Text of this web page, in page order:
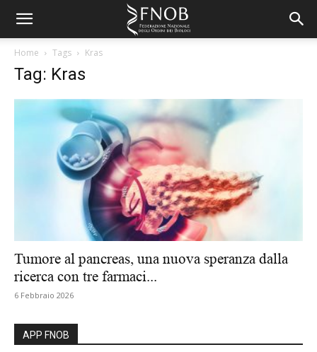
Home Tags Kras
Tag: Kras
Tumore al pancreas, una nuova speranza dalla
ricerca con tre farmaci...
6 Febbraio 2026
APP FNOB